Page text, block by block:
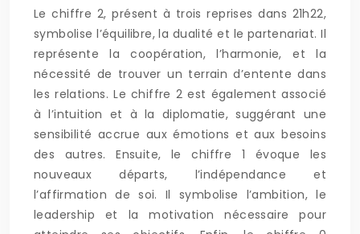
Le chiffre 2, présent à trois reprises dans 21h22,
symbolise l’équilibre, la dualité et le partenariat. Il
représente la coopération, l’harmonie, et la
nécessité de trouver un terrain d’entente dans
les relations. Le chiffre 2 est également associé
à l’intuition et à la diplomatie, suggérant une
sensibilité accrue aux émotions et aux besoins
des autres. Ensuite, le chiffre 1 évoque les
nouveaux départs, l’indépendance et
l’affirmation de soi. Il symbolise l’ambition, le
leadership et la motivation nécessaire pour